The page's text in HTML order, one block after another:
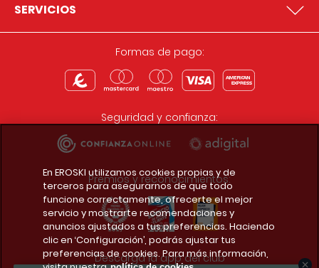
SERVICIOS
Formas de pago:
Seguridad y confianza:
Premios y reconocimientos:
Descarga la app del club
En EROSKI utilizamos cookies propias y de
terceros para asegurarnos de que todo
funcione correctamente, ofrecerte el mejor
servicio y mostrarte recomendaciones y
anuncios ajustados a tus preferencias. Haciendo
clic en ‘Configuración’, podrás ajustar tus
preferencias de cookies. Para más información,